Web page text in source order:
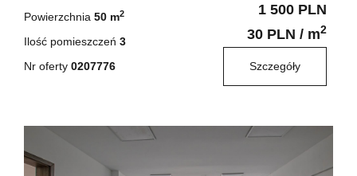
Powierzchnia 50 m2
Ilość pomieszczeń 3
Nr oferty 0207776
1 500 PLN
30 PLN / m2
Szczegóły